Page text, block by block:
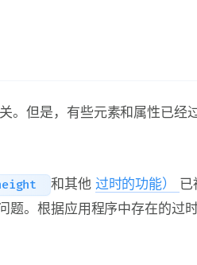
。但是，有些元素和属性已经
和其他 过时的功能） 已
题。根据应用程序中存在的过